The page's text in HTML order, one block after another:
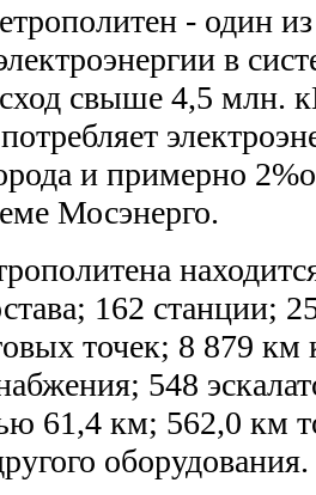
- один
в
свыше 4,5 млн.
и примерно
Мосэнерго.
162 станции;
точек; 8 879
548
61,4 км; 562,0 км
оборудования.